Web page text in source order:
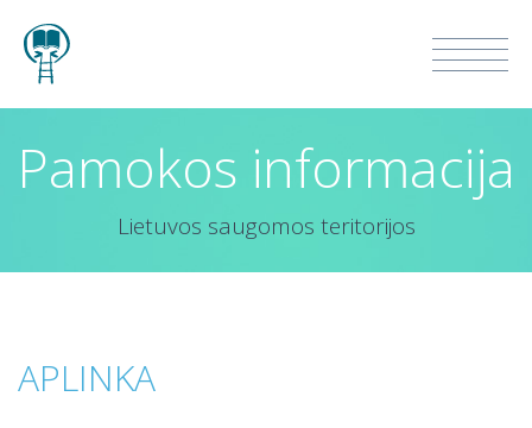
Pamokos informacija
Lietuvos saugomos teritorijos
APLINKA